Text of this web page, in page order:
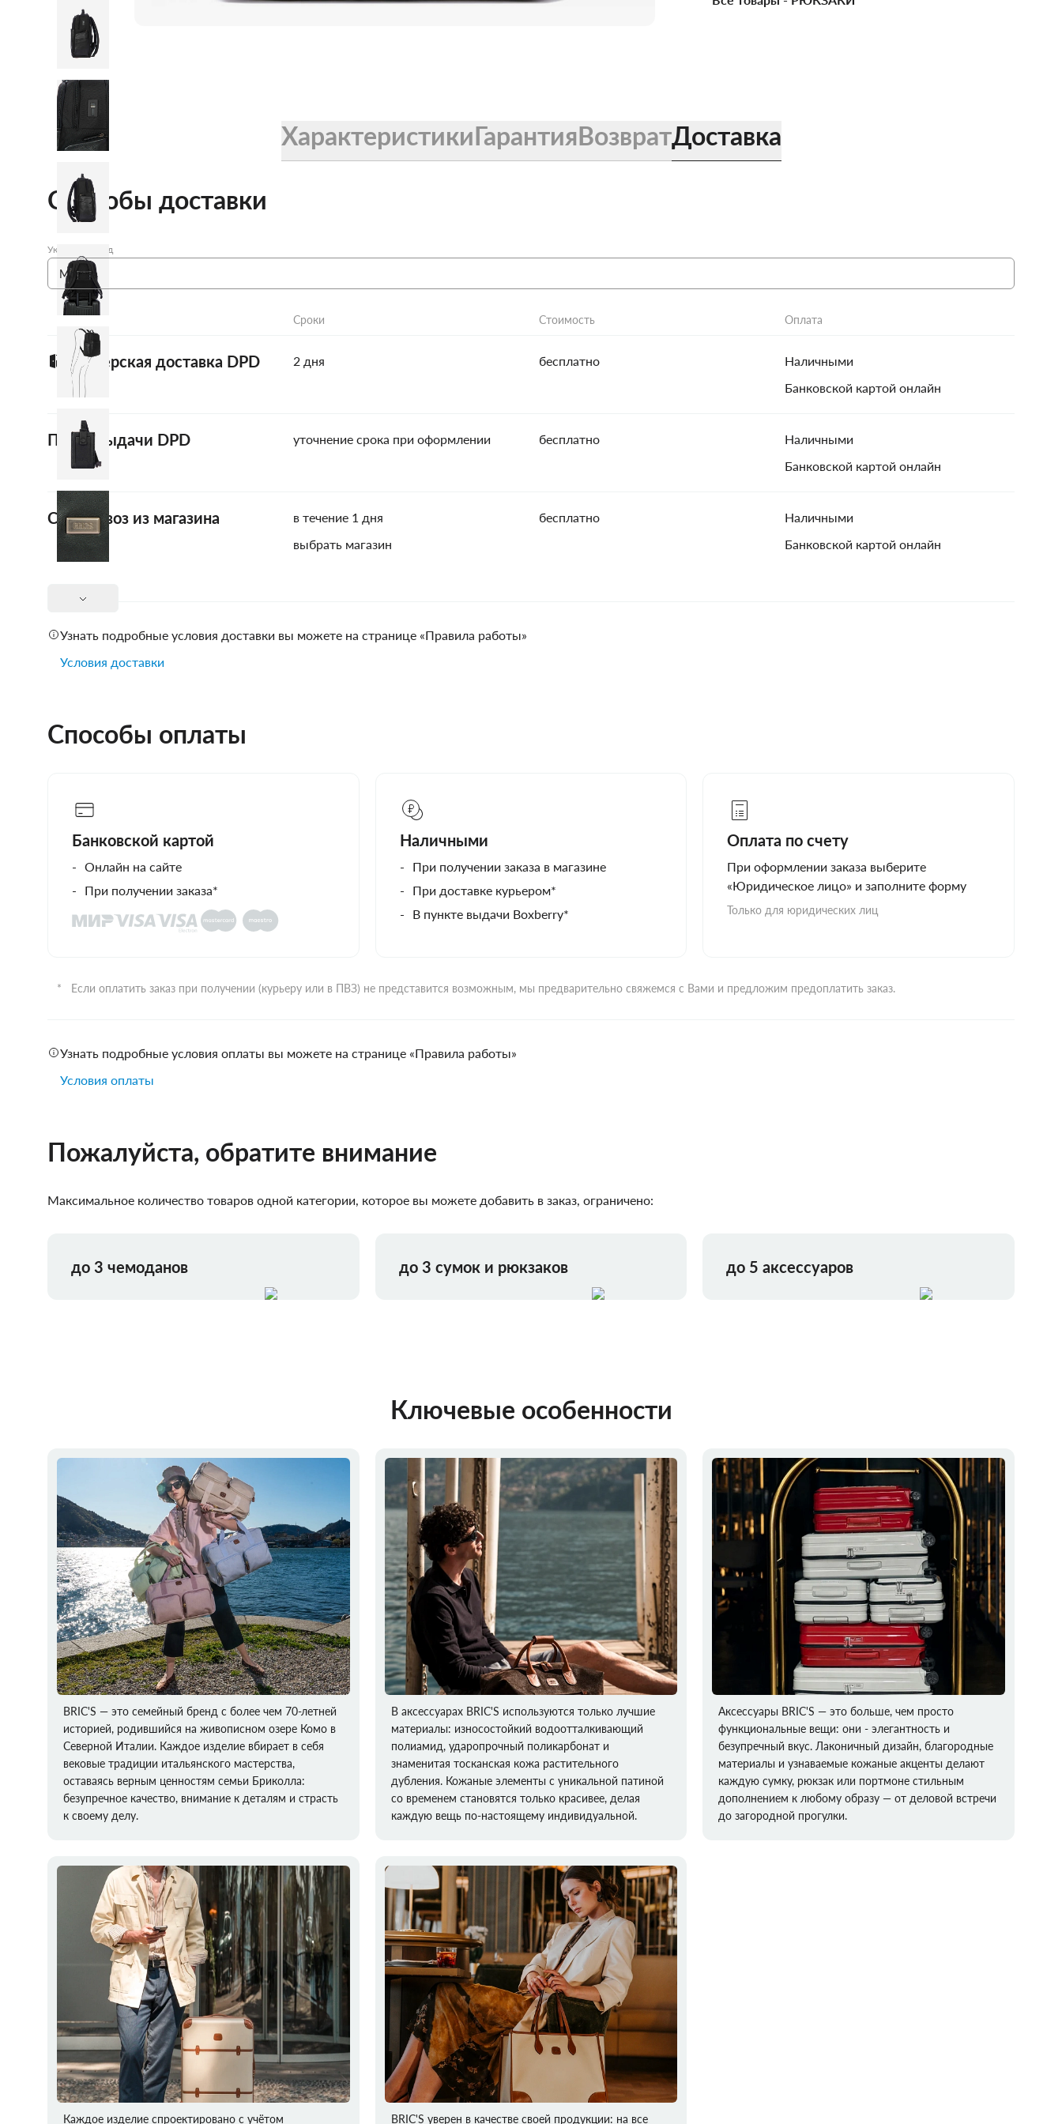
Купить подарочную карту
Женские зонты Doppler
Подарочная карта
ХарактеристикиГарантияВозвратДоставка
Способы доставки
Укажите город
Сроки Стоимость Оплата
Курьерская доставка DPD 2 дня бесплатно
Наличными
Банковской картой онлайн
Пункт выдачи DPD уточнение срока при оформлении бесплатно
Наличными
Банковской картой онлайн
Самовывоз из магазина
в течение 1 дня
выбрать магазин
бесплатно
Наличными
Банковской картой онлайн
Узнать подробные условия доставки вы можете на странице «Правила работы»
Условия доставки
Способы оплаты
Банковской картой
Онлайн на сайте
При получении заказа*
Наличными
При получении заказа в магазине
При доставке курьером*
В пункте выдачи Boxberry*
Оплата по счету
При оформлении заказа выберите
«Юридическое лицо» и заполните форму
Только для юридических лиц
Если оплатить заказ при получении (курьеру или в ПВЗ) не представится возможным, мы предварительно свяжемся с Вами и предложим предоплатить заказ.
Узнать подробные условия оплаты вы можете на странице «Правила работы»
Условия оплаты
Пожалуйста, обратите внимание
Максимальное количество товаров одной категории, которое вы можете добавить в заказ, ограничено:
до 3 чемоданов до 3 сумок и рюкзаков до 5 аксессуаров
Ключевые особенности
BRIC'S — это семейный бренд с более чем 70-летней
историей, родившийся на живописном озере Комо в
Северной Италии. Каждое изделие вбирает в себя
вековые традиции итальянского мастерства,
оставаясь верным ценностям семьи Бриколла:
безупречное качество, внимание к деталям и страсть
к своему делу.
В аксессуарах BRIC'S используются только лучшие
материалы: износостойкий водоотталкивающий
полиамид, ударопрочный поликарбонат и
знаменитая тосканская кожа растительного
дубления. Кожаные элементы с уникальной патиной
со временем становятся только красивее, делая
каждую вещь по-настоящему индивидуальной.
Аксессуары BRIC'S — это больше, чем просто
функциональные вещи: они - элегантность и
безупречный вкус. Лаконичный дизайн, благородные
материалы и узнаваемые кожаные акценты делают
каждую сумку, рюкзак или портмоне стильным
дополнением к любому образу — от деловой встречи
до загородной прогулки.
Каждое изделие спроектировано с учётом BRIC'S уверен в качестве своей продукции: на все